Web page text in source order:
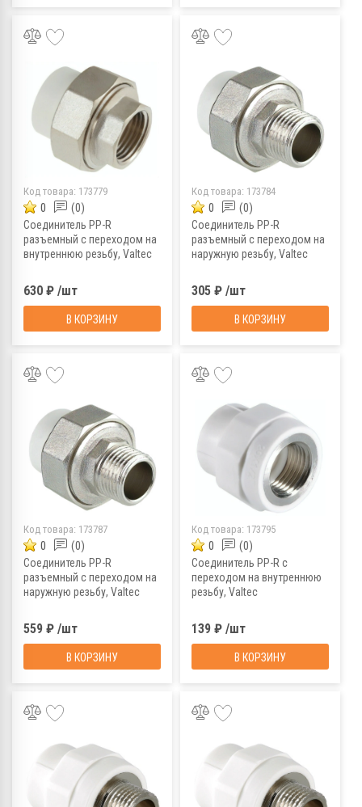
Код товара: 173779
0 (0)
Соединитель PP-R
разъемный с переходом на
внутреннюю резьбу, Valtec
630 ₽ /шт
В КОРЗИНУ
Код товара: 173784
0 (0)
Соединитель PP-R
разъемный с переходом на
наружную резьбу, Valtec
305 ₽ /шт
В КОРЗИНУ
Код товара: 173787
0 (0)
Соединитель PP-R
разъемный с переходом на
наружную резьбу, Valtec
559 ₽ /шт
В КОРЗИНУ
Код товара: 173795
0 (0)
Соединитель PP-R с
переходом на внутреннюю
резьбу, Valtec
139 ₽ /шт
В КОРЗИНУ